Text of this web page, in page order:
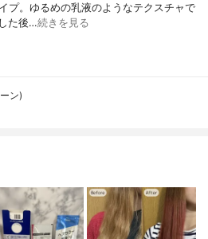
プ。ゆるめの乳液のようなテクスチャで
た後…続きを見る
ン)